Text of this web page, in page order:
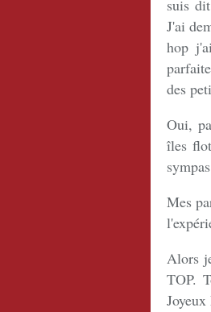
suis
J'ai
hop
des
Oui,
îles
Mes
Alors
TOP.